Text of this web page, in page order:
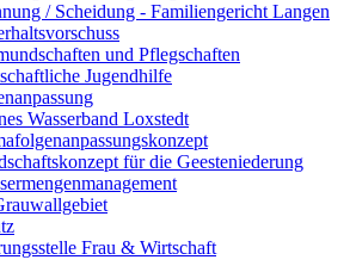
/ Scheidung - Familiengericht Langen
und Pflegschaften
Jugendhilfe
Wasserband Loxstedt
für die Geesteniederung
Frau & Wirtschaft